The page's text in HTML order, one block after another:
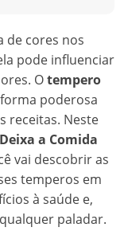
de cores nos
pode influenciar
Otempero
poderosa
receitas. Neste
a Comida
vai descobrir as
temperos em
à saúde e,
paladar.